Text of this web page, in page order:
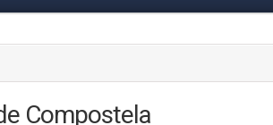
Compostela